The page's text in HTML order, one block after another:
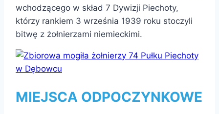
wchodzącego w skład 7 Dywizji Piechoty,
którzy rankiem 3 września 1939 roku stoczyli
bitwę z żołnierzami niemieckimi.
MIEJSCA ODPOCZYNKOWE